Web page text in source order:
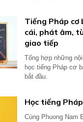
Tiếng Pháp cơ
cái, phát âm,
giao tiếp
Tổng hợp những
học tiếng Pháp cơ
bắt đầu.
Học tiếng
Cùng Phuong Nam